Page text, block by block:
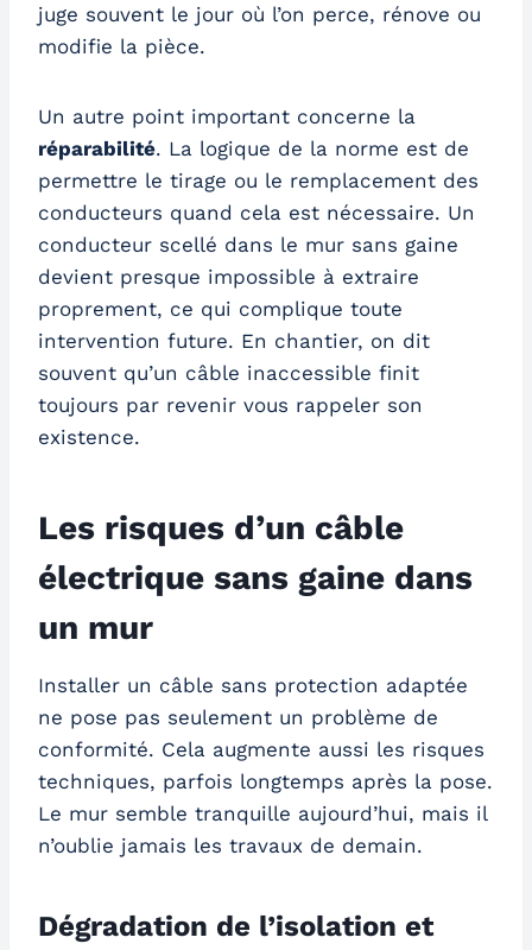
juge souvent le jour où l’on perce, rénove ou
modifie la pièce.
Un autre point important concerne la
réparabilité. La logique de la norme est de
permettre le tirage ou le remplacement des
conducteurs quand cela est nécessaire. Un
conducteur scellé dans le mur sans gaine
devient presque impossible à extraire
proprement, ce qui complique toute
intervention future. En chantier, on dit
souvent qu’un câble inaccessible finit
toujours par revenir vous rappeler son
existence.
Les risques d’un câble
électrique sans gaine dans
un mur
Installer un câble sans protection adaptée
ne pose pas seulement un problème de
conformité. Cela augmente aussi les risques
techniques, parfois longtemps après la pose.
Le mur semble tranquille aujourd’hui, mais il
n’oublie jamais les travaux de demain.
Dégradation de l’isolation et